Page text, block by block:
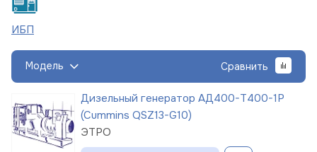
ИБП
Модель Сравнить
Дизельный генератор АД400-Т400-1Р
(Cummins QSZ13-G10)
ЭТРО